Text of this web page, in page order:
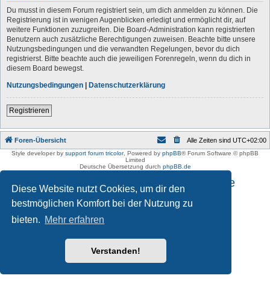
Diese Website nutzt Cookies, um dir den
bestmöglichen Komfort bei der Nutzung zu
bieten. Mehr erfahren
Verstanden!
Du musst in diesem Forum registriert sein, um dich anmelden zu können. Die
Registrierung ist in wenigen Augenblicken erledigt und ermöglicht dir, auf
weitere Funktionen zuzugreifen. Die Board-Administration kann registrierten
Benutzern auch zusätzliche Berechtigungen zuweisen. Beachte bitte unsere
Nutzungsbedingungen und die verwandten Regelungen, bevor du dich
registrierst. Bitte beachte auch die jeweiligen Forenregeln, wenn du dich in
diesem Board bewegst.
Nutzungsbedingungen | Datenschutzerklärung
Registrieren
Foren-Übersicht Alle Zeiten sind UTC+02:00
Style developer by support forum tricolor, Powered by phpBB® Forum Software © phpBB
Limited
Deutsche Übersetzung durch phpBB.de
Impressum und Datenschutzhinweise